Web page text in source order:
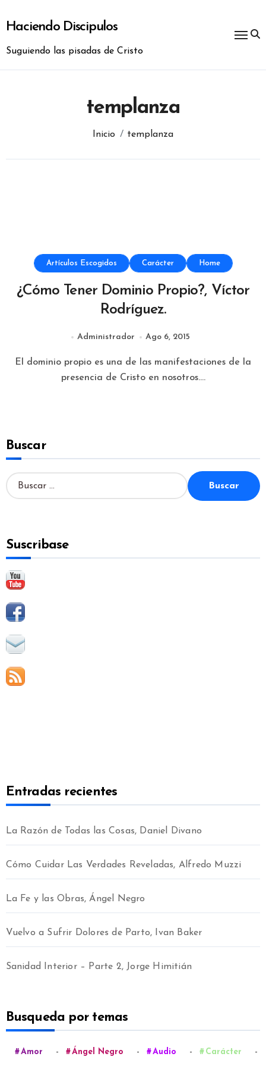
contenido
Haciendo Discipulos
Suguiendo las pisadas de Cristo
templanza
Inicio templanza
Artículos Escogidos Carácter Home
¿Cómo Tener Dominio Propio?, Víctor
Rodríguez.
Administrador Ago 6, 2015
El dominio propio es una de las manifestaciones de la
presencia de Cristo en nosotros....
Buscar
B
u
r
:
Suscribase
Entradas recientes
La Razón de Todas las Cosas, Daniel Divano
Cómo Cuidar Las Verdades Reveladas, Alfredo Muzzi
La Fe y las Obras, Ángel Negro
Vuelvo a Sufrir Dolores de Parto, Ivan Baker
Sanidad Interior – Parte 2, Jorge Himitián
Busqueda por temas
Amor - Ángel Negro - Audio - Carácter -